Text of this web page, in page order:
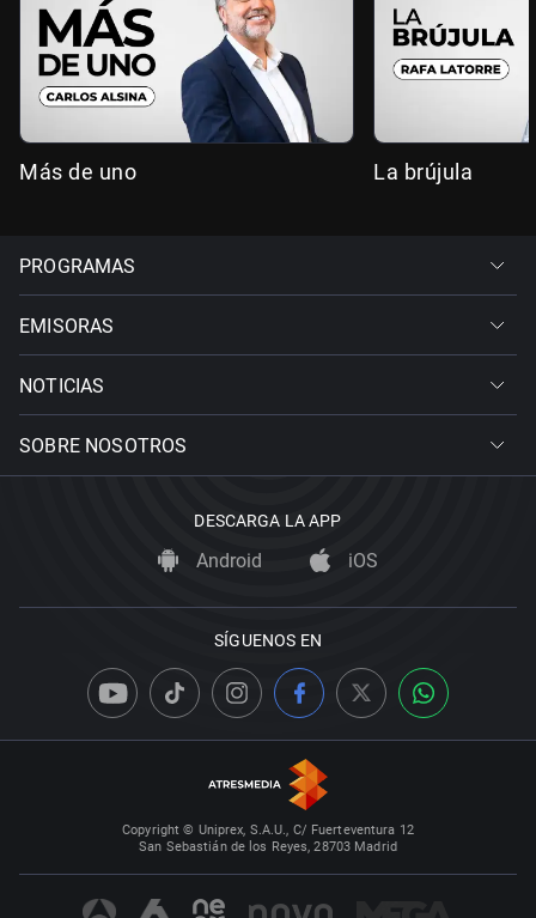
Más de uno La brújula
PROGRAMAS
EMISORAS
NOTICIAS
SOBRE NOSOTROS
DESCARGA LA APP
Android iOS
SÍGUENOS EN
Copyright © Uniprex, S.A.U., C/ Fuerteventura 12
San Sebastián de los Reyes, 28703 Madrid